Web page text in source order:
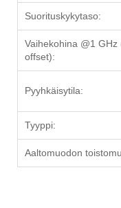
Suorituskykytaso:
Vaihekohina @1 GHz
offset):
Pyyhkäisytila:
Tyyppi:
Aaltomuodon